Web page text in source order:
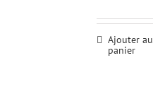
Ajouter au
panier